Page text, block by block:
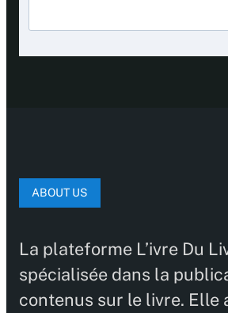
ABOUT US
La plateforme L’ivre Du
spécialisée dans la
contenus sur le livre. Elle